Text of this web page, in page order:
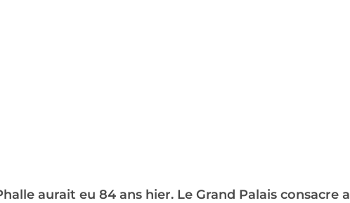
aurait eu 84 ans hier. Le Grand Palais consacre